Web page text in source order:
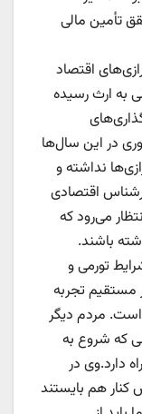
تأمین مالی
اقتصاد
به ارث رسیده
در این سال‌ها
نداشته و
اقتصادی
می‌رود که
باشند.
تورمی و
مستقیم تجربه
است. مردم دیگر
که شروع به
دارد.وی در
هم بایستند